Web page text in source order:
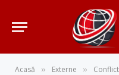
Acasă » Externe »